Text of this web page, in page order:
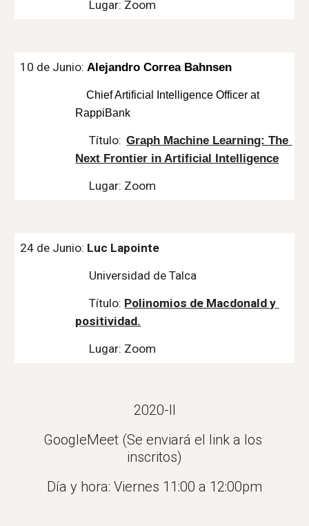
Lugar: Zoom
10 de Junio: Alejandro Correa Bahnsen
    Chief Artificial Intelligence Officer at
RappiBank
Título: Graph Machine Learning: The
Next Frontier in Artificial Intelligence
Lugar: Zoom
24 de Junio: Luc Lapointe
Universidad de Talca
Título: Polinomios de Macdonald y
positividad.
Lugar: Zoom
2020-II
GoogleMeet (Se enviará el link a los
inscritos)
Día y hora: Viernes 11:00 a 12:00pm